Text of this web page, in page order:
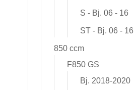
S - Bj. 06 - 16
ST - Bj. 06 - 16
850 ccm
F850 GS
Bj. 2018-2020